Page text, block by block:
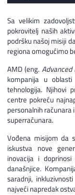
Sa velikim
pokrovitelj naših
podršku našoj misiji
regiona omogućimo
AMD (eng. Advanced
kompanija u oblasti
tehnologija. Njihovi
centre pokreću
personalnih
superračunara.
Vođena misijom da
iskustva nove
inovacija i
današnjice.
saradnji,
najveći napredak